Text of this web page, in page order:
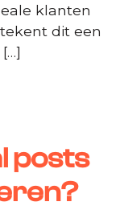
klanten
dit een
posts